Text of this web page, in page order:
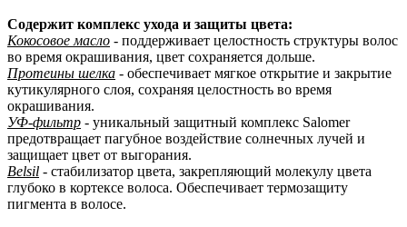
Содержит комплекс ухода и защиты цвета:
Кокосовое масло - поддерживает целостность структуры волос
во время окрашивания, цвет сохраняется дольше.
Протеины шелка - обеспечивает мягкое открытие и закрытие
кутикулярного слоя, сохраняя целостность во время
окрашивания.
УФ-фильтр - уникальный защитный комплекс Salomer
предотвращает пагубное воздействие солнечных лучей и
защищает цвет от выгорания.
Belsil - стабилизатор цвета, закрепляющий молекулу цвета
глубоко в кортексе волоса. Обеспечивает термозащиту
пигмента в волосе.